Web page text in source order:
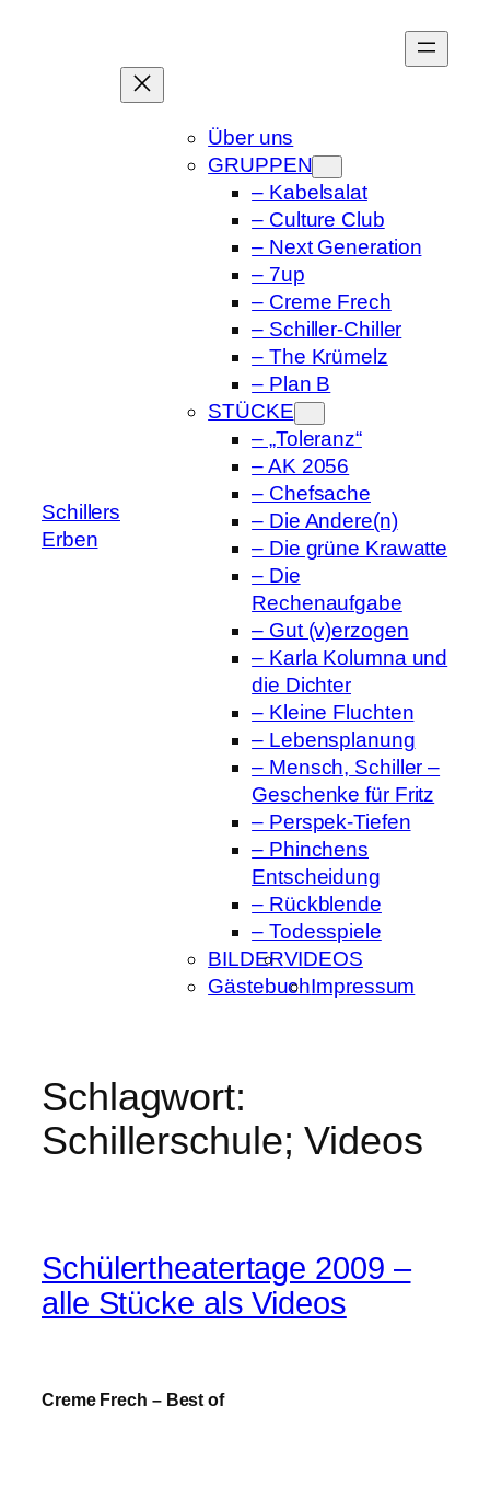
Schillers
Erben
Über uns
GRUPPEN
– Kabelsalat
– Culture Club
– Next Generation
– 7up
– Creme Frech
– Schiller-Chiller
– The Krümelz
– Plan B
STÜCKE
– „Toleranz“
– AK 2056
– Chefsache
– Die Andere(n)
– Die grüne Krawatte
– Die
Rechenaufgabe
– Gut (v)erzogen
– Karla Kolumna und
die Dichter
– Kleine Fluchten
– Lebensplanung
– Mensch, Schiller –
Geschenke für Fritz
– Perspek-Tiefen
– Phinchens
Entscheidung
– Rückblende
– Todesspiele
BILDERVIDEOS
GästebuchImpressum
Schlagwort:
Schillerschule; Videos
Schülertheatertage 2009 –
alle Stücke als Videos
Creme Frech – Best of